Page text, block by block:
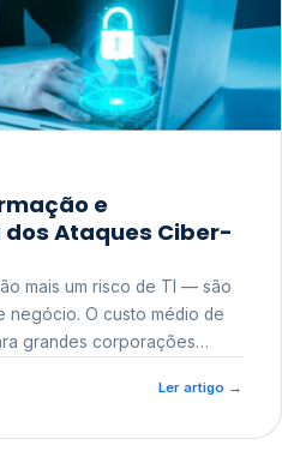
e
Ataques Ciber-
mais um risco de TI — são
médio de
grandes corporações
junto a órgãos como a
Ler artigo →